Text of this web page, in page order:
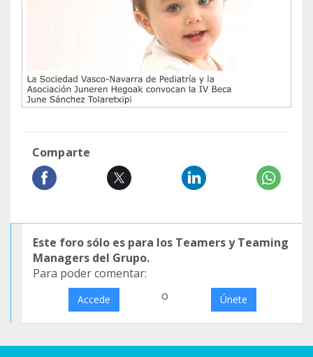
Comparte
Este foro sólo es para los Teamers y Teaming
Managers del Grupo.
Para poder comentar:
Accede o Únete